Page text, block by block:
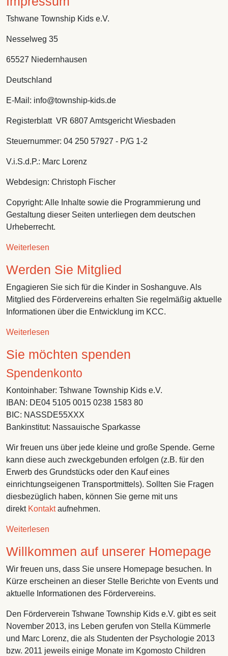
Tshwane Township Kids e.V.
Nesselweg 35
65527 Niedernhausen
Deutschland
E-Mail: info@township-kids.de
Registerblatt VR 6807 Amtsgericht Wiesbaden
Steuernummer: 04 250 57927 - P/G 1-2
V.i.S.d.P.: Marc Lorenz
Webdesign: Christoph Fischer
Copyright: Alle Inhalte sowie die Programmierung und
Gestaltung dieser Seiten unterliegen dem deutschen
Urheberrecht.
Weiterlesen
Werden Sie Mitglied
Engagieren Sie sich für die Kinder in Soshanguve. Als
Mitglied des Fördervereins erhalten Sie regelmäßig aktuelle
Informationen über die Entwicklung im KCC.
Weiterlesen
Sie möchten spenden
Spendenkonto
Kontoinhaber: Tshwane Township Kids e.V.
IBAN: DE04 5105 0015 0238 1583 80
BIC: NASSDE55XXX
Bankinstitut: Nassauische Sparkasse
Wir freuen uns über jede kleine und große Spende. Gerne
kann diese auch zweckgebunden erfolgen (z.B. für den
Erwerb des Grundstücks oder den Kauf eines
einrichtungseigenen Transportmittels). Sollten Sie Fragen
diesbezüglich haben, können Sie gerne mit uns
direkt Kontaktaufnehmen.
Weiterlesen
Willkommen auf unserer Homepage
Wir freuen uns, dass Sie unsere Homepage besuchen. In
Kürze erscheinen an dieser Stelle Berichte von Events und
aktuelle Informationen des Fördervereins.
Den Förderverein Tshwane Township Kids e.V. gibt es seit
November 2013, ins Leben gerufen von Stella Kümmerle
und Marc Lorenz, die als Studenten der Psychologie 2013
bzw. 2011 jeweils einige Monate im Kgomosto Children